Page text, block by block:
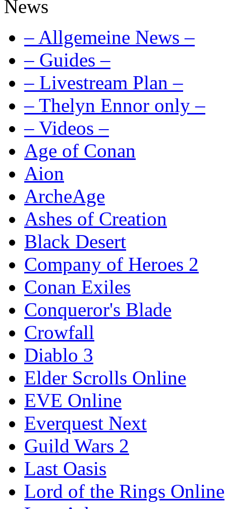
News
– Allgemeine News –
– Guides –
– Livestream Plan –
– Thelyn Ennor only –
– Videos –
Age of Conan
Aion
ArcheAge
Ashes of Creation
Black Desert
Company of Heroes 2
Conan Exiles
Conqueror's Blade
Crowfall
Diablo 3
Elder Scrolls Online
EVE Online
Everquest Next
Guild Wars 2
Last Oasis
Lord of the Rings Online